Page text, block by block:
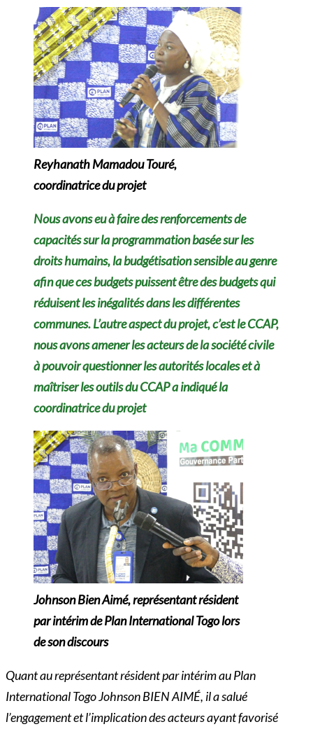
Reyhanath Mamadou Touré,
coordinatrice du projet
Nous avons eu à faire des renforcements de
capacités sur la programmation basée sur les
droits humains, la budgétisation sensible au genre
afin que ces budgets puissent être des budgets qui
réduisent les inégalités dans les différentes
communes. L’autre aspect du projet, c’est le CCAP,
nous avons amenerles acteurs de la société civile
à pouvoir questionner les autorités locales et à
maîtriser les outils du CCAP a indiqué la
coordinatrice du projet
Johnson Bien Aimé, représentant résident
par intérim de Plan International Togo lors
de son discours
Quant au représentant résident par intérim au Plan
International Togo Johnson BIEN AIMÉ, il a salué
l’engagement et l’implication des acteurs ayant favorisé